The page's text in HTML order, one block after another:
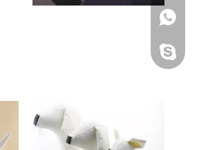
+86 13157188763
+86- 13157188763